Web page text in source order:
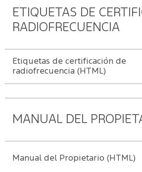
Ford
Mantenimiento
Responsabilidad
Social
Contacto
Cambiar
contraseña
ETIQUETAS DE
RADIOFRECUENCIA
Etiquetas de certificación de
radiofrecuencia (HTML)
MANUAL DEL
Manual del Propietario (HTML)